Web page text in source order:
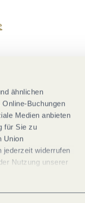
ähnlichen
Buchungen
Medien anbieten
für Sie zu
Union
jederzeit widerrufen
Nutzung unserer